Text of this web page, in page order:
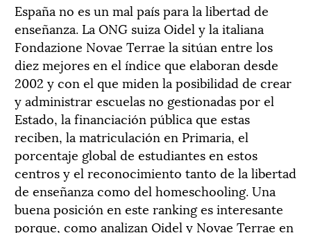
España no es un mal país para la libertad de
enseñanza. La ONG suiza Oidel y la italiana
Fondazione Novae Terrae la sitúan entre los
diez mejores en el índice que elaboran desde
2002 y con el que miden la posibilidad de crear
y administrar escuelas no gestionadas por el
Estado, la financiación pública que estas
reciben, la matriculación en Primaria, el
porcentaje global de estudiantes en estos
centros y el reconocimiento tanto de la libertad
de enseñanza como del homeschooling. Una
buena posición en este ranking es interesante
porque, como analizan Oidel y Novae Terrae en